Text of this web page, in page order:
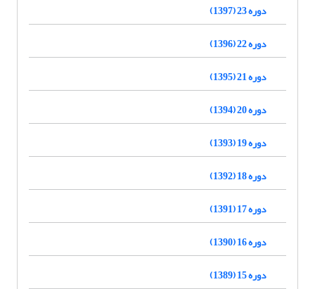
دوره 23 (1397)
دوره 22 (1396)
دوره 21 (1395)
دوره 20 (1394)
دوره 19 (1393)
دوره 18 (1392)
دوره 17 (1391)
دوره 16 (1390)
دوره 15 (1389)